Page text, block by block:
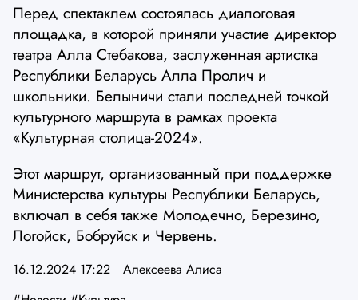
Перед спектаклем состоялась диалоговая
площадка, в которой приняли участие директор
театра Алла Стебакова, заслуженная артистка
Республики Беларусь Алла Пролич и
школьники. Белыничи стали последней точкой
культурного маршрута в рамках проекта
«Культурная столица-2024».
Этот маршрут, организованный при поддержке
Министерства культуры Республики Беларусь,
включал в себя также Молодечно, Березино,
Логойск, Бобруйск и Червень.
16.12.2024 17:22
Алексеева Алиса